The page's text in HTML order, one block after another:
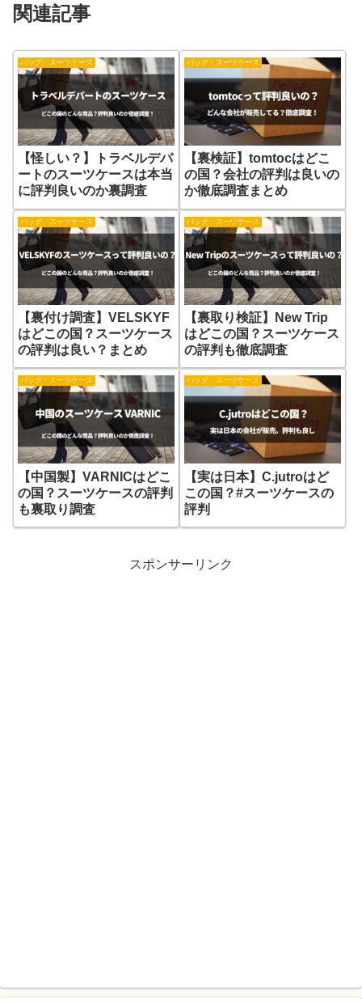
関連記事
バッグ・スーツケース
【怪しい？】トラベルデパ
ートのスーツケースは本当
に評判良いのか裏調査
バッグ・スーツケース
【裏検証】tomtocはどこ
の国？会社の評判は良いの
か徹底調査まとめ
バッグ・スーツケース
【裏付け調査】VELSKYF
はどこの国？スーツケース
の評判は良い？まとめ
バッグ・スーツケース
【裏取り検証】New Trip
はどこの国？スーツケース
の評判も徹底調査
バッグ・スーツケース
【中国製】VARNICはどこ
の国？スーツケースの評判
も裏取り調査
バッグ・スーツケース
【実は日本】C.jutroはど
この国？#スーツケースの
評判
スポンサーリンク